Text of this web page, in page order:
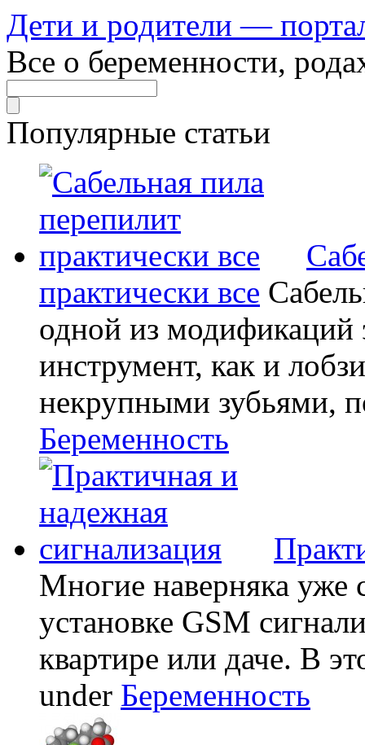
Дети и родители —
Все о беременности,
Популярные статьи
практически все
одной из модификаций
инструмент, как и
некрупными зубьями,
Беременность
Многие наверняка уже
установке GSM
квартире или даче. В
under Беременность